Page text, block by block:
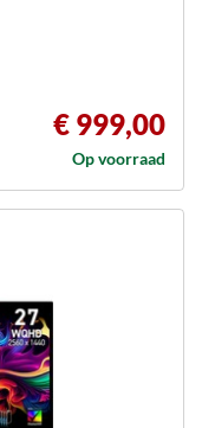
€ 999,00
Op voorraad